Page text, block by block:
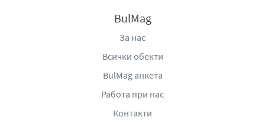
BulMag
За нас
Всички обекти
BulMag анкета
Работа при нас
Контакти